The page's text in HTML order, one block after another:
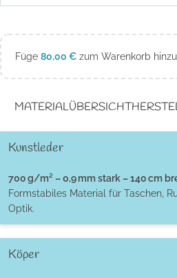
Füge 80,00 € zum Warenkorb
MATERIALÜBERSICHT
Kunstleder
700 g/m² – 0,9 mm stark – 140 cm
Formstabiles Material für Taschen,
Optik.
Köper